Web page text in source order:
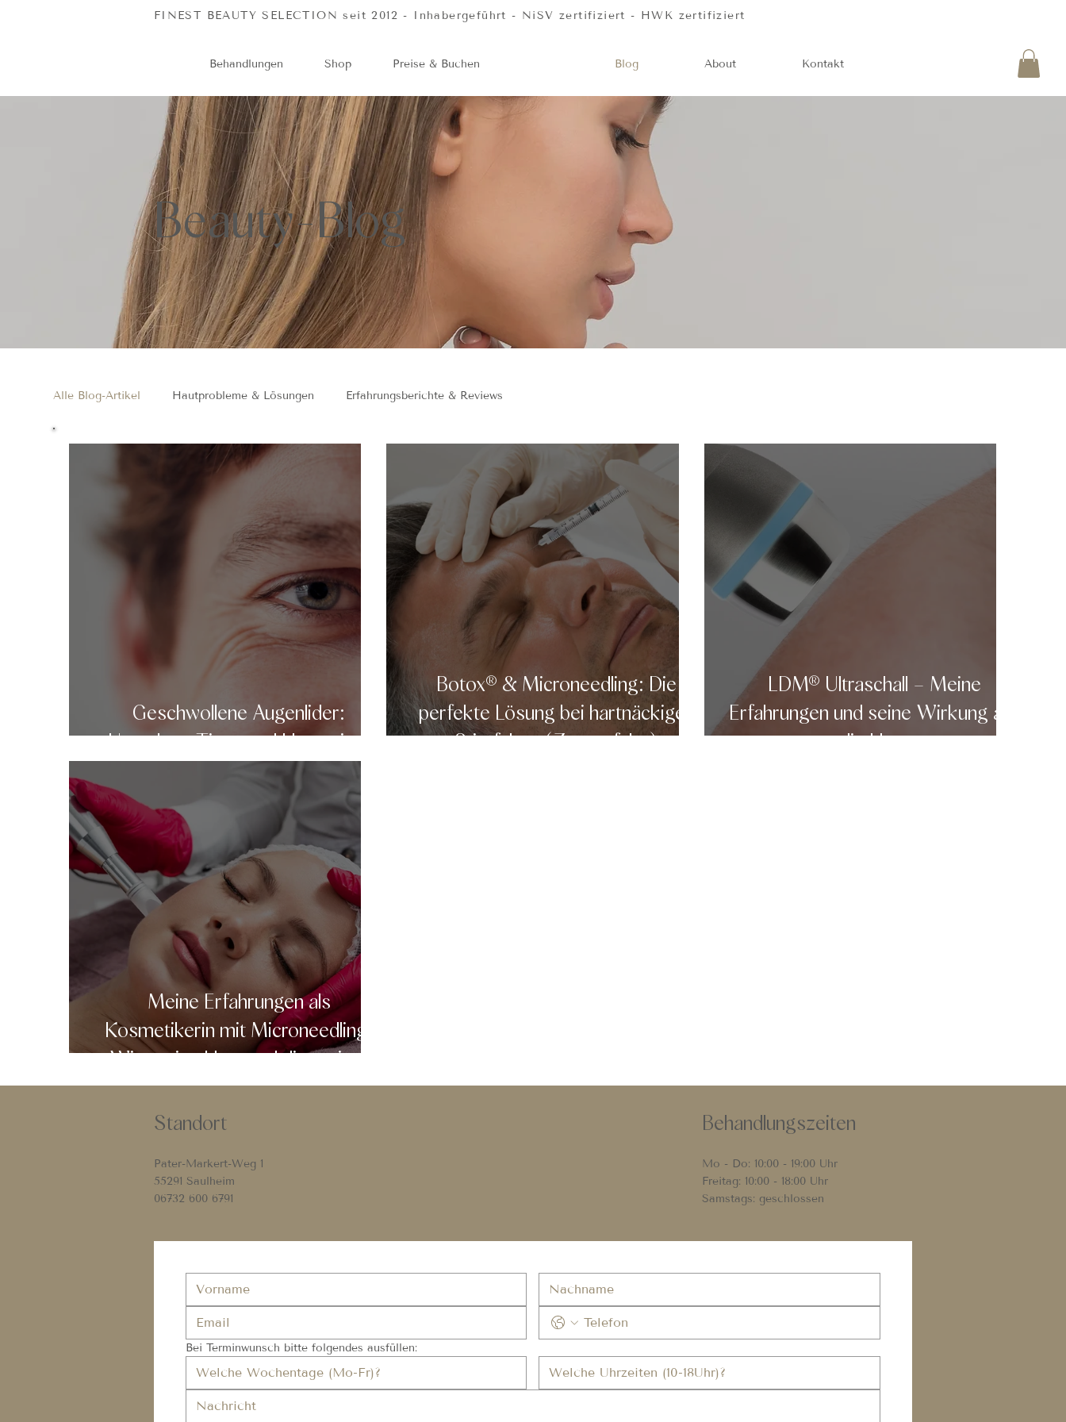
FINEST BEAUTY SELECTION seit 2012 - Inhabergeführt - NiSV zertifiziert - HWK zertifiziert
Behandlungen Shop Preise & Buchen Blog About Kontakt
Beauty-Blog
Alle Blog-Artikel Hautprobleme & Lösungen Erfahrungsberichte & Reviews
Geschwollene Augenlider:
Botox® & Microneedling: Die
perfekte Lösung bei hartnäckigen
LDM® Ultraschall – Meine
Erfahrungen und seine Wirkung auf
Meine Erfahrungen als
Kosmetikerin mit Microneedling:
Kunden durch feinste Nadeln
verjüngt wurde
Standort
Pater-Markert-Weg 1
55291 Saulheim
06732 600 6791
Behandlungszeiten
Mo - Do: 10:00 - 19:00 Uhr
Freitag: 10:00 - 18:00 Uhr
Samstags: geschlossen
Bei Terminwunsch bitte folgendes ausfüllen: